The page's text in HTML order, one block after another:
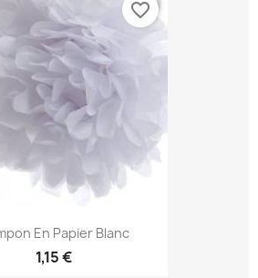
En Papier Blanc
1,15 €
favorite_border